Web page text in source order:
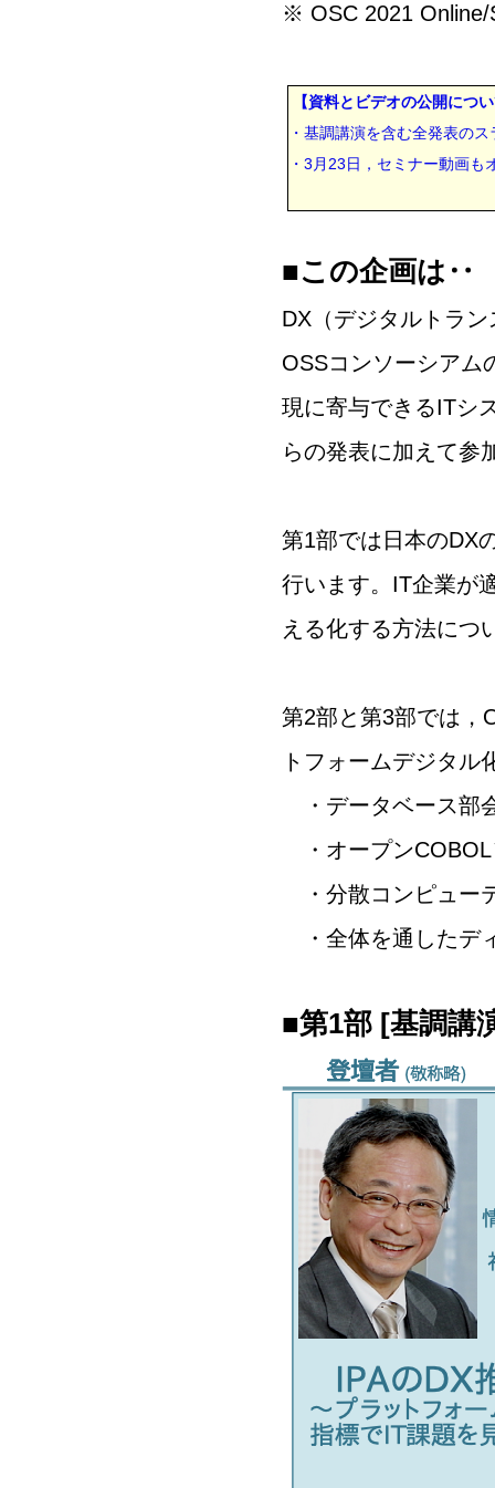
※ OSC 2021
【資料とビデオの公開につ
・基調講演を含む全発表の
・3月23日，セミナー動画
■この企画は‥
DX（デジタルトラ
OSSコンソーシアム
現に寄与できるITシ
らの発表に加えて参
第1部では日本のDX
行います。IT企業が
える化する方法につ
第2部と第3部では，
トフォームデジタ
・データベース部
・オープン
・分散コンピュー
・全体を通したデ
■第1部 [基調講